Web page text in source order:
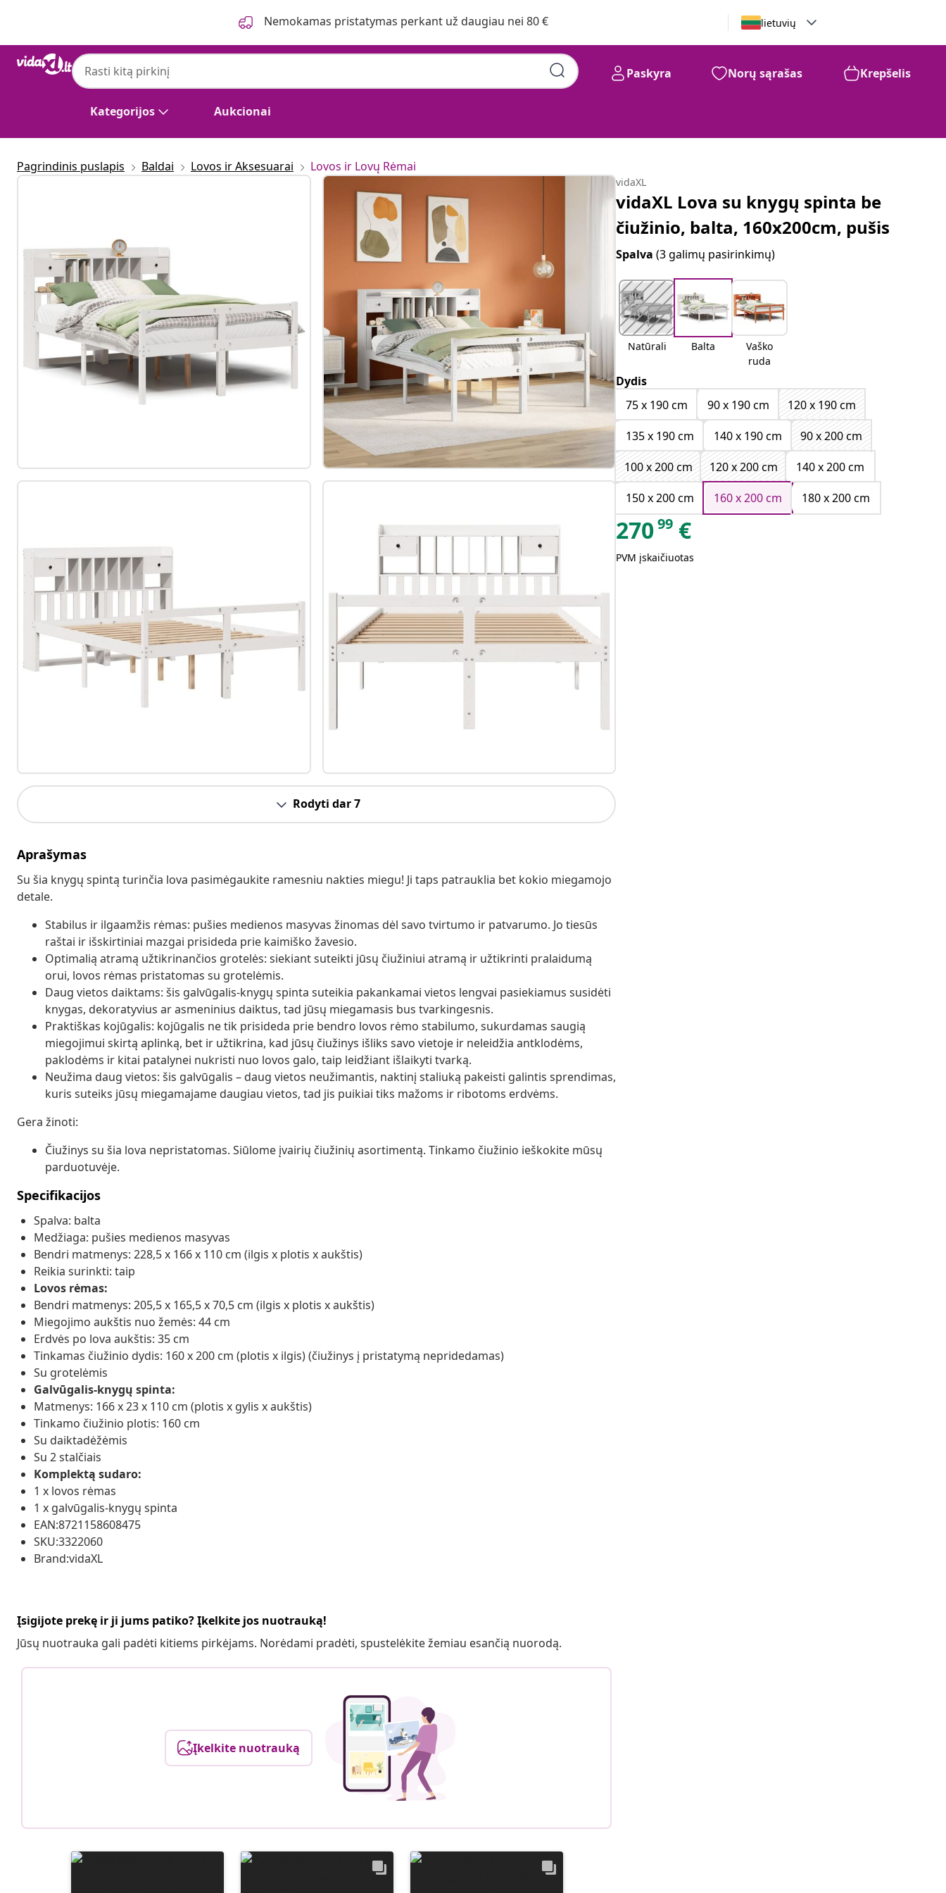
Nemokamas pristatymas perkant už daugiau nei 80 € lietuvių
Kategorijos Aukcionai
Paskyra Norų sąrašas Krepšelis
Pagrindinis puslapis Baldai Lovos ir Aksesuarai Lovos ir Lovų Rėmai
Rodyti dar 7
Aprašymas
Su šia knygų spintą turinčia lova pasimėgaukite ramesniu nakties miegu! Ji taps patrauklia bet kokio miegamojo
detale.
Stabilus ir ilgaamžis rėmas: pušies medienos masyvas žinomas dėl savo tvirtumo ir patvarumo. Jo tiesūs
raštai ir išskirtiniai mazgai prisideda prie kaimiško žavesio.
Optimalią atramą užtikrinančios grotelės: siekiant suteikti jūsų čiužiniui atramą ir užtikrinti pralaidumą
orui, lovos rėmas pristatomas su grotelėmis.
Daug vietos daiktams: šis galvūgalis-knygų spinta suteikia pakankamai vietos lengvai pasiekiamus susidėti
knygas, dekoratyvius ar asmeninius daiktus, tad jūsų miegamasis bus tvarkingesnis.
Praktiškas kojūgalis: kojūgalis ne tik prisideda prie bendro lovos rėmo stabilumo, sukurdamas saugią
miegojimui skirtą aplinką, bet ir užtikrina, kad jūsų čiužinys išliks savo vietoje ir neleidžia antklodėms,
paklodėms ir kitai patalynei nukristi nuo lovos galo, taip leidžiant išlaikyti tvarką.
Neužima daug vietos: šis galvūgalis – daug vietos neužimantis, naktinį staliuką pakeisti galintis sprendimas,
kuris suteiks jūsų miegamajame daugiau vietos, tad jis puikiai tiks mažoms ir ribotoms erdvėms.
Gera žinoti:
Čiužinys su šia lova nepristatomas. Siūlome įvairių čiužinių asortimentą. Tinkamo čiužinio ieškokite mūsų
parduotuvėje.
Specifikacijos
Spalva: balta
Medžiaga: pušies medienos masyvas
Bendri matmenys: 228,5 x 166 x 110 cm (ilgis x plotis x aukštis)
Reikia surinkti: taip
Lovos rėmas:
Bendri matmenys: 205,5 x 165,5 x 70,5 cm (ilgis x plotis x aukštis)
Miegojimo aukštis nuo žemės: 44 cm
Erdvės po lova aukštis: 35 cm
Tinkamas čiužinio dydis: 160 x 200 cm (plotis x ilgis) (čiužinys į pristatymą nepridedamas)
Su grotelėmis
Galvūgalis-knygų spinta:
Matmenys: 166 x 23 x 110 cm (plotis x gylis x aukštis)
Tinkamo čiužinio plotis: 160 cm
Su daiktadėžėmis
Su 2 stalčiais
Komplektą sudaro:
1 x lovos rėmas
1 x galvūgalis-knygų spinta
EAN:8721158608475
SKU:3322060
Brand:vidaXL
Įsigijote prekę ir ji jums patiko? Įkelkite jos nuotrauką!
Jūsų nuotrauka gali padėti kitiems pirkėjams. Norėdami pradėti, spustelėkite žemiau esančią nuorodą.
Įkelkite nuotrauką
vidaXL
vidaXL Lova su knygų spinta be
čiužinio, balta, 160x200cm, pušis
Spalva(3 galimų pasirinkimų)
Natūrali Balta
Vaško
ruda
Dydis
75 x 190 cm
90 x 190 cm
120 x 190 cm
135 x 190 cm
140 x 190 cm
90 x 200 cm
100 x 200 cm
120 x 200 cm
140 x 200 cm
150 x 200 cm
160 x 200 cm 180 x 200 cm
27099 €
PVM įskaičiuotas